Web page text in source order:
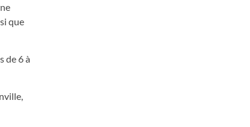
que
de 6 à